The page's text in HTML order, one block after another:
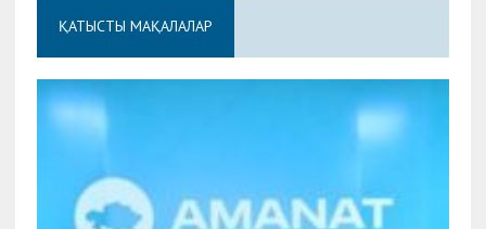
ҚАТЫСТЫ МАҚАЛАЛАР